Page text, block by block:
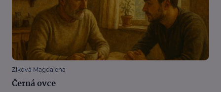
Ziková Magdalena
Černá ovce